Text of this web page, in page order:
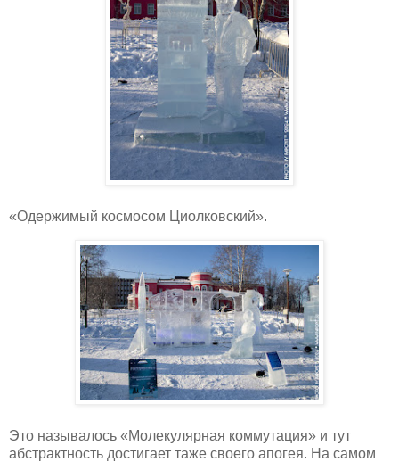
«Одержимый космосом Циолковский».
Это называлось «Молекулярная коммутация» и тут
абстрактность достигает таже своего апогея. На самом